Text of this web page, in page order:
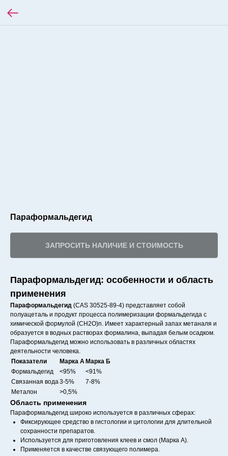
Параформальдегид
ЗАПРОСИТЬ НАЛИЧИЕ И СТОИМОСТЬ
Параформальдегид: особенности и область
применения
Параформальдегид (CAS 30525-89-4) представляет собой
полуацеталь и продукт процесса полимеризации формальдегида с
химической формулой (CH2O)n. Имеет характерный запах метаналя и
образуется в водных растворах формалина, выпадая белым осадком.
Параформальдегид можно использовать в различных областях
деятельности человека.
Показатели
Марка А Марка Б
Формальдегид
<95%
<91%
Связанная вода3-5%
7-8%
Металон
>0,5%
Область применения
Параформальдегид широко используется в различных сферах:
Фиксирующее средство в гистологии и цитологии для длительной
сохранности препаратов.
Используется для приготовления клеев и смол (Марка А).
Применяется в качестве связующего полимера.